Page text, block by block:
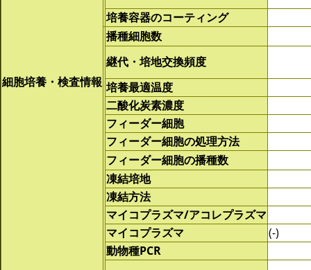
細胞培養・検査情報
培養容器のコーティング
播種細胞数
継代・培地交換頻度
培養最適温度
二酸化炭素濃度
フィーダー細胞
フィーダー細胞の処理方法
フィーダー細胞の播種数
凍結培地
凍結方法
マイコプラズマ/アコレプラズマ
マイコプラズマ
(-)
動物種PCR